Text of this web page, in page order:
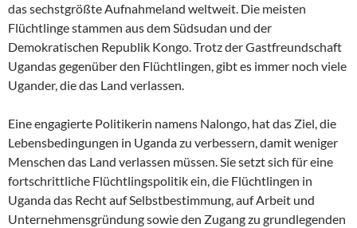
das sechstgrößte Aufnahmeland weltweit. Die meisten
Flüchtlinge stammen aus dem Südsudan und der
Demokratischen Republik Kongo. Trotz der Gastfreundschaft
Ugandas gegenüber den Flüchtlingen, gibt es immer noch viele
Ugander, die das Land verlassen.
Eine engagierte Politikerin namens Nalongo, hat das Ziel, die
Lebensbedingungen in Uganda zu verbessern, damit weniger
Menschen das Land verlassen müssen. Sie setzt sich für eine
fortschrittliche Flüchtlingspolitik ein, die Flüchtlingen in
Uganda das Recht auf Selbstbestimmung, auf Arbeit und
Unternehmensgründung sowie den Zugang zu grundlegenden